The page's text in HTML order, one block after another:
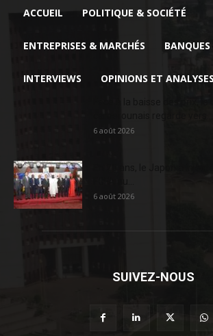
ACCUEIL POLITIQUE & SOCIÉTÉ
ENTREPRISES & MARCHÉS
INTERVIEWS OPINIONS ET
6 août 2026
6 août 2026
SUIVEZ-NOUS